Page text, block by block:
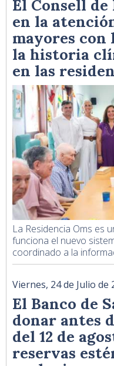
El Consell
en la
mayores
la historia
en las
La Residencia Oms es
funciona el nuevo
coordinado a la
Viernes, 24 de Julio de
El Banco de
donar antes
del 12 de
reservas